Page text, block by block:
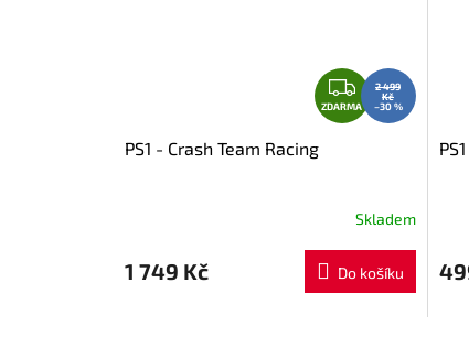
Z
D
A
ZDARMA
2 499
Kč
–30 %
PS1 - Crash Team Racing
Skladem
1 749 Kč Do košíku